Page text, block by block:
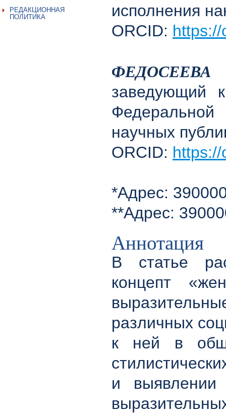
РЕДАКЦИОННАЯ
ПОЛИТИКА
исполнения
ORCID:
ФЕДОСЕЕВА
заведующий
научных
ORCID:
*Адрес:
**Адрес:
Аннотация
В статье
концепт
различных
к ней в
и выявлении